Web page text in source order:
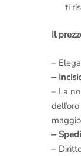
ti
Il
–
–
– La
–
–